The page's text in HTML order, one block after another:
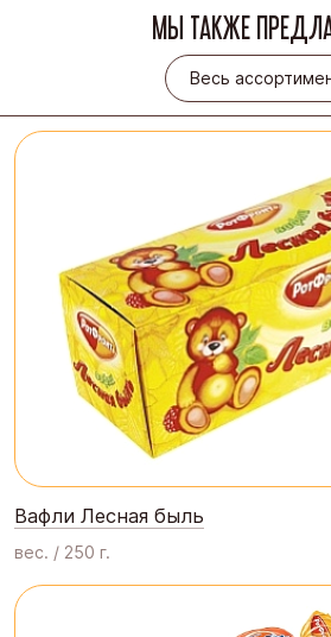
МЫ ТАКЖЕ
Весь
Весь
Вафли Лесная быль
вес. / 250 г.